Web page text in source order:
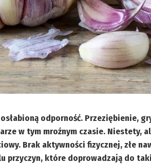
odporność. Przeziębienie,
w tym mroźnym czasie. Niestety,
Brak aktywności fizycznej, złe
przyczyn, które doprowadzają do